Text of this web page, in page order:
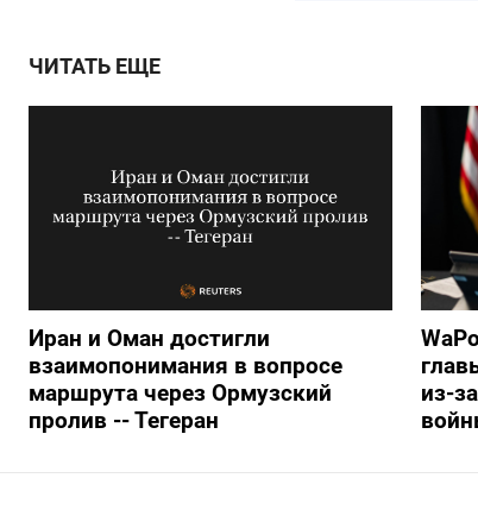
ЧИТАТЬ ЕЩЕ
Иран и Оман достигли
взаимопонимания в вопросе
маршрута через Ормузский
пролив -- Тегеран
из-